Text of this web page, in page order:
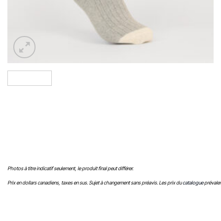
Photos à titre indicatif seulement, le produit final peut différer.
Prix en dollars canadiens, taxes en sus. Sujet à changement sans préavis. Les prix ducatalogue